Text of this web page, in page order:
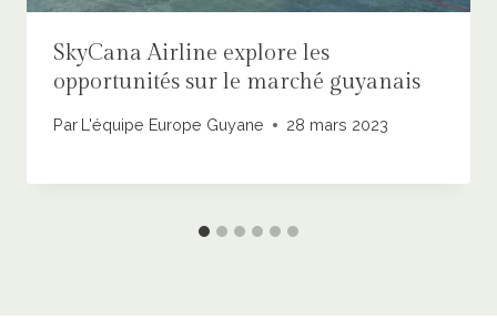
SkyCana Airline explore les
opportunités sur le marché guyanais
Par L'équipe Europe Guyane 28 mars 2023